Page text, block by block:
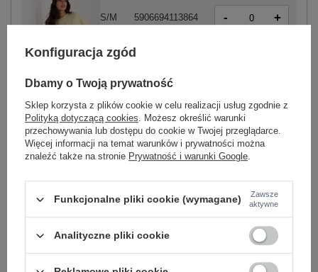
S/M 5906694113864 - +
S/M 5906694113901 -
L/XL 5906694113918 - +
Zobacz wszystkie kolory (+7)
Konfiguracja zgód
Dbamy o Twoją prywatność
Sklep korzysta z plików cookie w celu realizacji usług zgodnie z
Polityką dotyczącą cookies. Możesz określić warunki
przechowywania lub dostępu do cookie w Twojej przeglądarce.
Więcej informacji na temat warunków i prywatności można
znaleźć także na stronie Prywatność i warunki Google.
Funkcjonalne pliki cookie (wymagane)
Zawsze
aktywne
Analityczne pliki cookie